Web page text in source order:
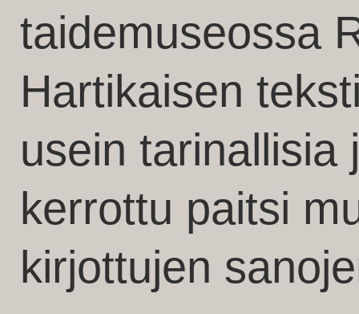
taidemuseossa
Hartikaisen
usein tarinallisia
kerrottu paitsi
kirjottujen